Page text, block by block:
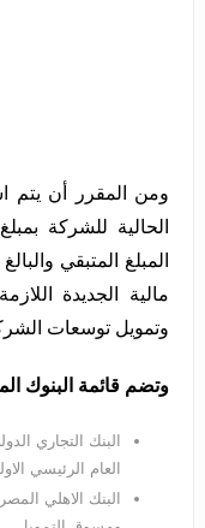
ومن المقرر أن يتم
مالية الجديدة
وتمويل توسعات
وتضم قائمة البنوك
العام الرئيسي
البنك الاهلي